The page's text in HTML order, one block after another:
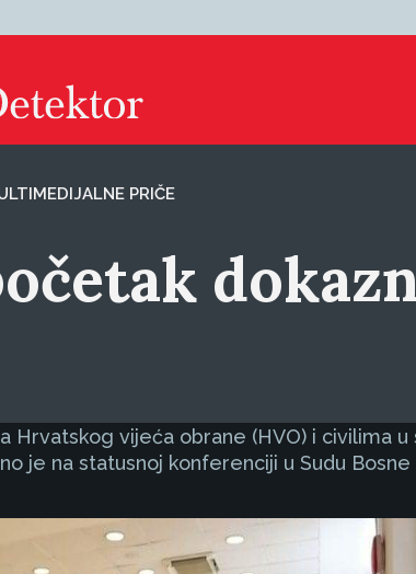
PRIČE
Hrvatskog vijeća obrane (HVO) i civilima
je na statusnoj konferenciji u Sudu